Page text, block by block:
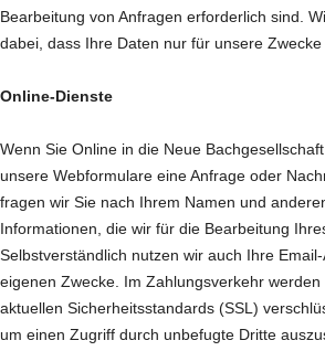
Bearbeitung von Anfragen erforderlich sind.
dabei, dass Ihre Daten nur für unsere Zwecke
Online-Dienste
Wenn Sie Online in die Neue
unsere Webformulare eine Anfrage oder
fragen wir Sie nach Ihrem Namen und
Informationen, die wir für die Bearbeitung
Selbstverständlich nutzen wir auch Ihre
eigenen Zwecke. Im Zahlungsverkehr
aktuellen Sicherheitsstandards (SSL)
um einen Zugriff durch unbefugte Dritte